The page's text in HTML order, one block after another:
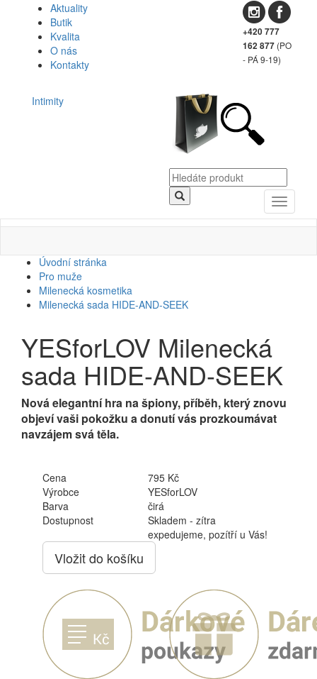
Aktuality
Butik
Kvalita
O nás
Kontakty
+420 777
162 877 (PO
- PÁ 9-19)
Intimity
Toggle
Úvodní stránka
Pro muže
Milenecká kosmetika
Milenecká sada HIDE-AND-SEEK
YESforLOV Milenecká
sada HIDE-AND-SEEK
Nová elegantní hra na špiony, příběh, který znovu
objeví vaši pokožku a donutí vás prozkoumávat
navzájem svá těla.
Cena
795 Kč
Výrobce
YESforLOV
Barva
čirá
Dostupnost
Skladem - zítra
expedujeme, pozítří u Vás!
Vložit do košíku